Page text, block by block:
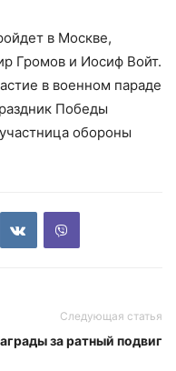
в Москве,
Громов и Иосиф Войт.
в военном параде
Победы
обороны
Следующая статья
за ратный подвиг